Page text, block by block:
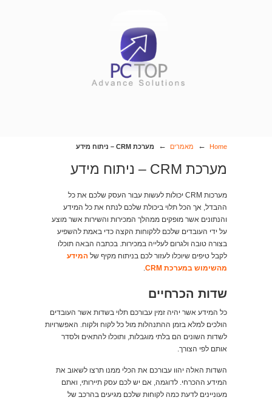
Home
← מאמרים ← מערכת CRM – ניתוח מידע
מערכת CRM – ניתוח מידע
מערכות CRM יכולות לעשות עבור העסק שלכם את כל
ההבדל, אך הכל תלוי ביכולת שלכם לנתח את כל המידע
והנתונים אשר מופקים ממהלך המכירות והשירות אשר מוצע
על ידי העובדים שלכם ללקוחות הקצה כדי באמת להשפיע
בצורה טובה ולגרום לעלייה במכירות. בכתבה הבאה תוכלו
לקבל טיפים שיוכלו לעזור לכם בניתוח מקיף של המידע
מהשימוש במערכת CRM
.
שדות הכרחיים
כל המידע אשר יהיה זמין עבורכם תלוי בשדות אשר העובדים
הולכים למלא בזמן ההתנהלות מול כל לקוח ולקוח. האפשרויות
לשדות השונים הם בלתי מוגבלות, ותוכלו להתאים ולסדר
אותם לפי הצורך.
השדות האלה יהוו עבורכם את הכלי ממנו תרצו לשאוב את
המידע ההכרחי. לדוגמה, אם יש לכם עסק תיירותי, ואתם
מעוניינים לדעת כמה לקוחות שלכם מגיעים בהרכב של